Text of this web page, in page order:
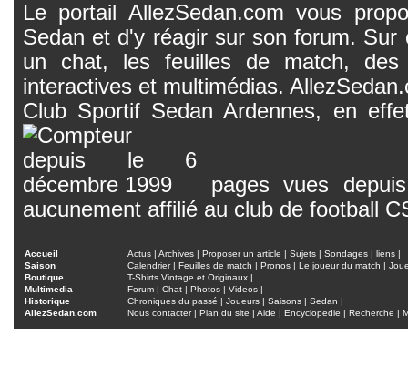
Le portail AllezSedan.com vous
Sedan et d'y réagir sur son forum.
un chat, les feuilles de match, des
interactives et multimédias.
Club Sportif Sedan Ardennes, en
pages vues
aucunement affilié au club de football
Accueil Actus | Archives | Proposer un article | Sujets | Sondages | liens |
Saison
Calendrier| Feuilles de match | Pronos | Le joueur du match |
Boutique
T-Shirts Vintage et Originaux |
Multimedia
Forum | Chat | Photos | Videos |
Historique
Chroniques du passé | Joueurs | Saisons | Sedan |
AllezSedan.com
Nous contacter| Plan du site | Aide | Encyclopedie | Recherche |